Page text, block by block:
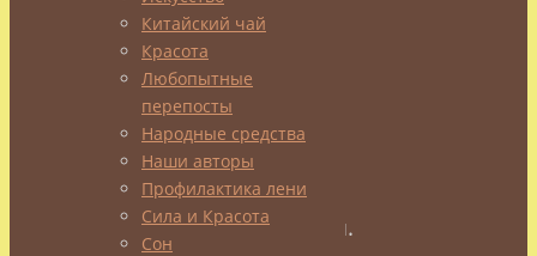
И
столпившиеся
рядом
родители
с
камерами
и
фотоаппаратами.
Китайский чай
Красота
Любопытные
перепосты
Народные средства
Наши авторы
Профилактика лени
Сила и Красота
Сон